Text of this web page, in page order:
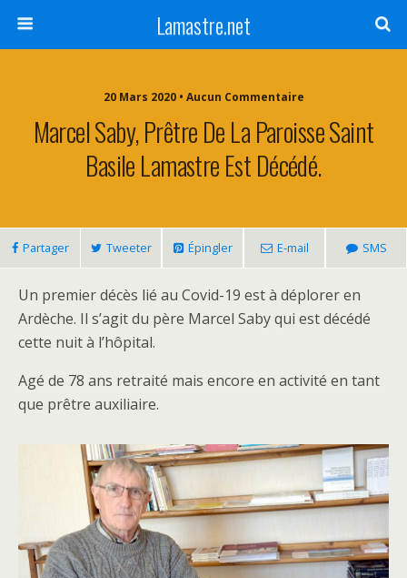
Lamastre.net
20 Mars 2020 • Aucun Commentaire
Marcel Saby, Prêtre De La Paroisse Saint
Basile Lamastre Est Décédé.
Partager Tweeter Épingler E-mail SMS
Un premier décès lié au Covid-19 est à déplorer en
Ardèche. Il s’agit du père Marcel Saby qui est décédé
cette nuit à l’hôpital.
Agé de 78 ans retraité mais encore en activité en tant
que prêtre auxiliaire.